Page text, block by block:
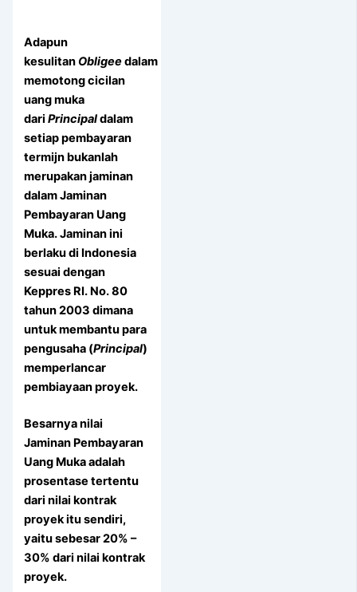
Adapun
kesulitan Obligeedalam
memotong cicilan
uang muka
dariPrincipaldalam
setiap pembayaran
termijn bukanlah
merupakan jaminan
dalam Jaminan
Pembayaran Uang
Muka.Jaminan ini
berlaku di Indonesia
sesuai dengan
Keppres RI. No. 80
tahun 2003 dimana
untuk membantu para
pengusaha (Principal)
memperlancar
pembiayaan proyek.
Besarnya nilai
Jaminan Pembayaran
Uang Muka adalah
prosentase tertentu
dari nilai kontrak
proyek itu sendiri,
yaitu sebesar 20% –
30% dari nilai kontrak
proyek.